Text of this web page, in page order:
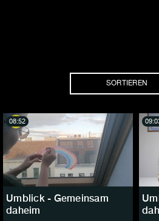
SORTIEREN
Umblick - Gemeinsam
daheim
08:52